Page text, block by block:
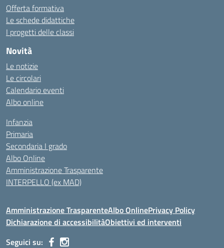
Offerta formativa
Le schede didattiche
I progetti delle classi
Novità
Le notizie
Le circolari
Calendario eventi
Albo online
Infanzia
Primaria
Secondaria I grado
Albo Online
Amministrazione Trasparente
INTERPELLO (ex MAD)
Amministrazione TrasparenteAlbo OnlinePrivacy Policy
Dichiarazione di accessibilitàObiettivi ed interventi
Seguici su: